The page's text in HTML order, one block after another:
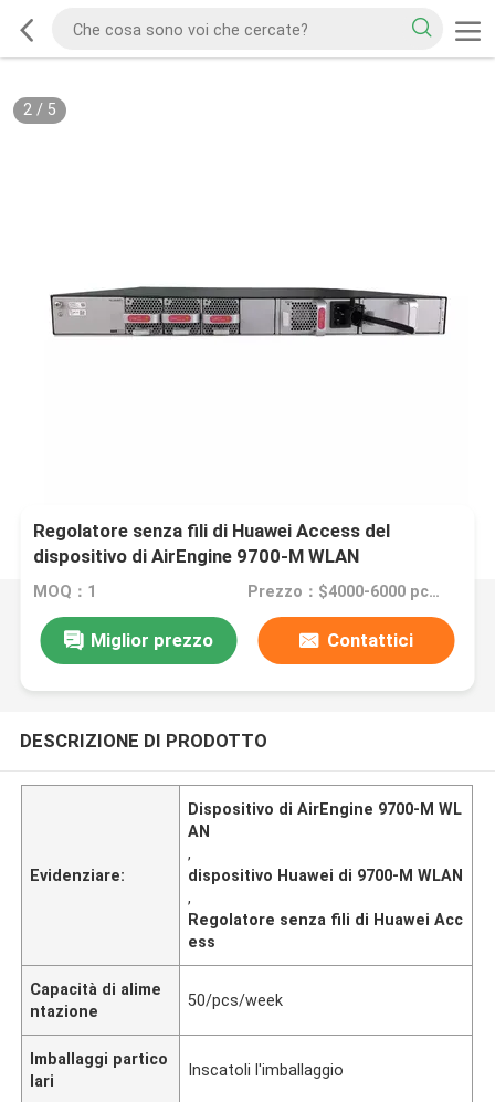
2/ 5
Regolatore senza fili di Huawei Access del
dispositivo di AirEngine 9700-M WLAN
MOQ：1 Prezzo：$4000-6000 pcs Negotiable
Miglior prezzo Contattici
DESCRIZIONE DI PRODOTTO
Evidenziare:
Dispositivo di AirEngine 9700-M WL
AN
,
dispositivo Huawei di 9700-M WLAN
,
Regolatore senza fili di Huawei Acc
ess
Capacità di alime
ntazione
50/pcs/week
Imballaggi partico
lari
Inscatoli l'imballaggio